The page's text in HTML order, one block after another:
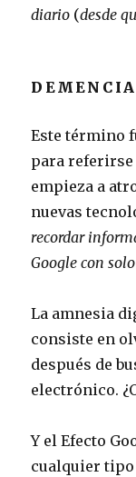
diario (desde
Este término
para referirse
empieza a
nuevas
recordar
Google con
La amnesia
consiste en
después de
electrónico.
Y el Efecto
cualquier